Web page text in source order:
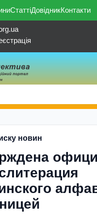
СтаттіДовідникКонтакти
новин